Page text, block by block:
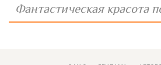
Фантастическая красота